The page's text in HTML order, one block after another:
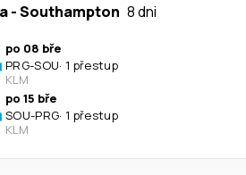
-Southampton 8 dni
po 08 bře
PRG-SOU· 1 přestup
KLM
po 15 bře
SOU-PRG· 1 přestup
KLM